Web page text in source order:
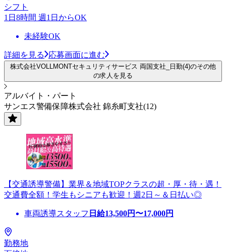
シフト
1日8時間 週1日からOK
未経験OK
詳細を見る 応募画面に進む
株式会社VOLLMONTセキュリティサービス 両国支社_日勤(4)のその他
の求人を見る
アルバイト・パート
サンエス警備保障株式会社 錦糸町支社(12)
【交通誘導警備】業界＆地域TOPクラスの超・厚・待・遇！
交通費全額！学生もシニアも歓迎！週2日～＆日払い◎
車両誘導スタッフ 日給13,500円〜17,000円
勤務地